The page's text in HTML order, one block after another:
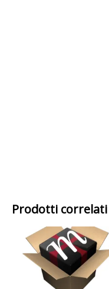
Prodotti correlati